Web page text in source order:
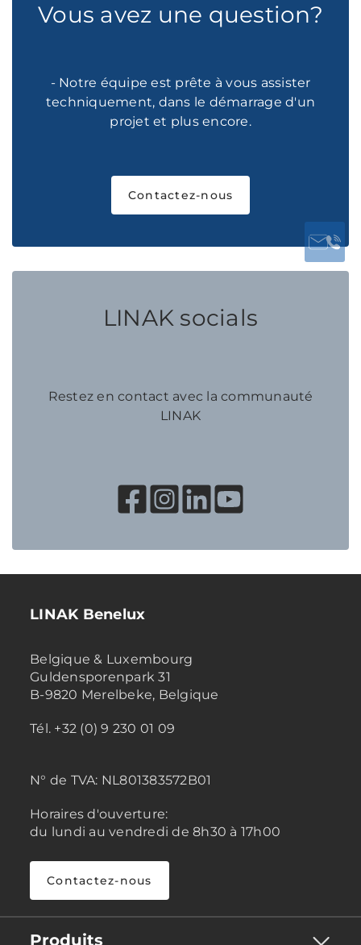
Vous avez une question?
- Notre équipe est prête à vous assister
techniquement, dans le démarrage d'un
projet et plus encore.
Contactez-nous
LINAK socials
Restez en contact avec la communauté
LINAK
LINAK Benelux
Belgique & Luxembourg
Guldensporenpark 31
B-9820 Merelbeke, Belgique
Tél. +32 (0) 9 230 01 09
N° de TVA: NL801383572B01
Horaires d'ouverture:
du lundi au vendredi de 8h30 à 17h00
Contactez-nous
Produits